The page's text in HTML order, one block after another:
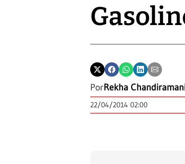
PorRekha
22/04/2014 02:00